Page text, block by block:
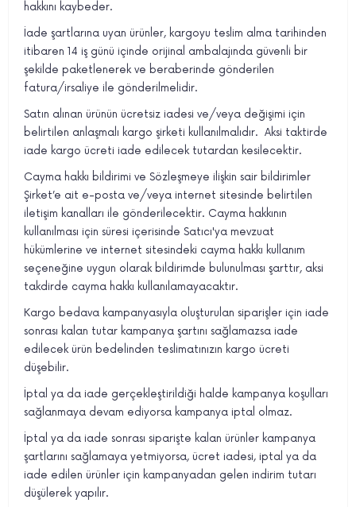
hakkını kaybeder.
İade şartlarına uyan ürünler, kargoyu teslim alma tarihinden
itibaren 14 iş günü içinde orijinal ambalajında güvenli bir
şekilde paketlenerek ve beraberinde gönderilen
fatura/irsaliye ile gönderilmelidir.
Satın alınan ürünün ücretsiz iadesi ve/veya değişimi için
belirtilen anlaşmalı kargo şirketi kullanılmalıdır. Aksi taktirde
iade kargo ücreti iade edilecek tutardan kesilecektir.
Cayma hakkı bildirimi ve Sözleşmeye ilişkin sair bildirimler
Şirket’e ait e-posta ve/veya internet sitesinde belirtilen
iletişim kanalları ile gönderilecektir. Cayma hakkının
kullanılması için süresi içerisinde Satıcı'ya mevzuat
hükümlerine ve internet sitesindeki cayma hakkı kullanım
seçeneğine uygun olarak bildirimde bulunulması şarttır, aksi
takdirde cayma hakkı kullanılamayacaktır.
Kargo bedava kampanyasıyla oluşturulan siparişler için iade
sonrası kalan tutar kampanya şartını sağlamazsa iade
edilecek ürün bedelinden teslimatınızın kargo ücreti
düşebilir.
İptal ya da iade gerçekleştirildiği halde kampanya koşulları
sağlanmaya devam ediyorsa kampanya iptal olmaz.
İptal ya da iade sonrası siparişte kalan ürünler kampanya
şartlarını sağlamaya yetmiyorsa, ücret iadesi, iptal ya da
iade edilen ürünler için kampanyadan gelen indirim tutarı
düşülerek yapılır.